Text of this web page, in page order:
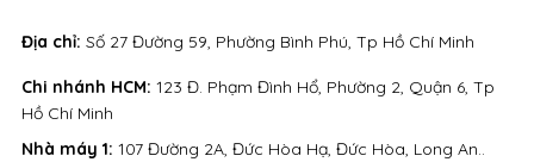
Địa chỉ: Số 27 Đường 59, Phường Bình Phú, Tp Hồ Chí Minh
Nhà máy 1: 107 Đường 2A, Đức Hòa Hạ, Đức Hòa, Long An..
Chi nhánh HCM: 123 Đ. Phạm Đình Hổ, Phường 2, Quận 6, Tp
Hồ Chí Minh